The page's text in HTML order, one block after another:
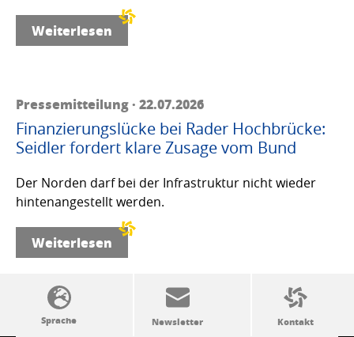
Weiterlesen
Pressemitteilung · 22.07.2026
Finanzierungslücke bei Rader Hochbrücke:
Seidler fordert klare Zusage vom Bund
Der Norden darf bei der Infrastruktur nicht wieder
hintenangestellt werden.
Weiterlesen
SSW-Politik von A bis Z